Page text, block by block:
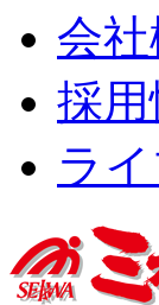
会
採用
ラ